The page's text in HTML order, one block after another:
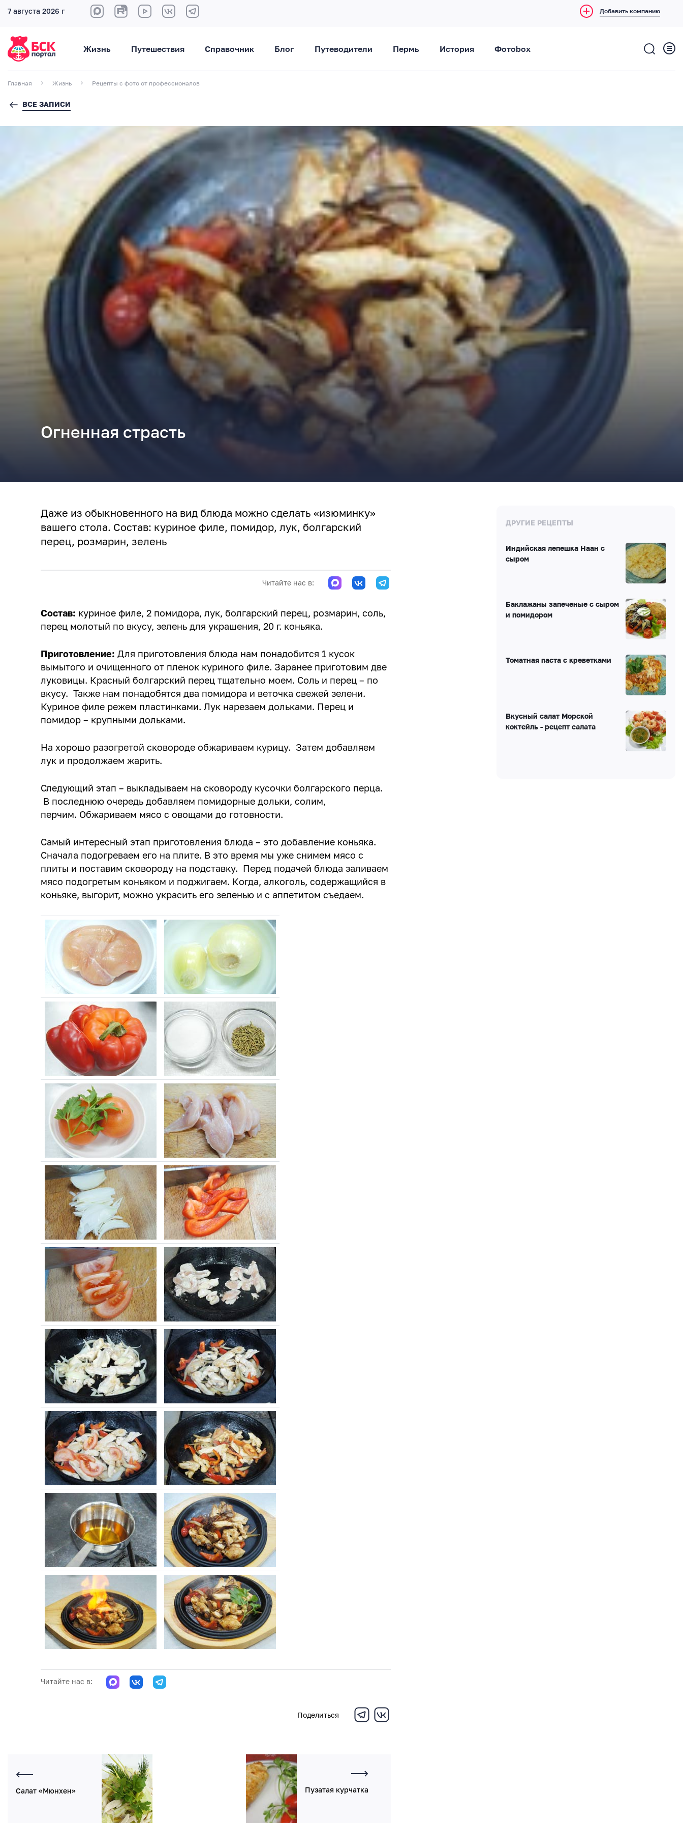
7 августа 2026 г Добавить компанию
Жизнь Путешествия Справочник Блог Путеводители Пермь История Фотоbox
Главная Жизнь Рецепты с фото от профессионалов
ВСЕ ЗАПИСИ
Огненная страсть
Даже из обыкновенного на вид блюда можно сделать «изюминку»
вашего стола. Состав: куриное филе, помидор, лук, болгарский
перец, розмарин, зелень
Читайте нас в:
Состав: куриное филе, 2 помидора, лук, болгарский перец, розмарин, соль,
перец молотый по вкусу, зелень для украшения, 20 г. коньяка.
Приготовление:Для приготовления блюда нам понадобится 1 кусок
вымытого и очищенного от пленок куриного филе. Заранее приготовим две
луковицы. Красный болгарский перец тщательно моем. Соль и перец – по
вкусу. Также нам понадобятся два помидора и веточка свежей зелени.
Куриное филе режем пластинками. Лук нарезаем дольками. Перец и
помидор – крупными дольками.
На хорошо разогретой сковороде обжариваем курицу. Затем добавляем
лук и продолжаем жарить.
Следующий этап – выкладываем на сковороду кусочки болгарского перца.
В последнюю очередь добавляем помидорные дольки, солим,
перчим. Обжариваем мясо с овощами до готовности.
Самый интересный этап приготовления блюда – это добавление коньяка.
Сначала подогреваем его на плите. В это время мы уже снимем мясо с
плиты и поставим сковороду на подставку. Перед подачей блюда заливаем
мясо подогретым коньяком и поджигаем. Когда, алкоголь, содержащийся в
коньяке, выгорит, можно украсить его зеленью и с аппетитом съедаем.
Читайте нас в:
Поделиться
Салат «Мюнхен» Пузатая курчатка
ДРУГИЕ РЕЦЕПТЫ
Индийская лепешка Наан с
сыром
Баклажаны запеченые с сыром
и помидором
Томатная паста с креветками
Вкусный салат Морской
коктейль - рецепт салата